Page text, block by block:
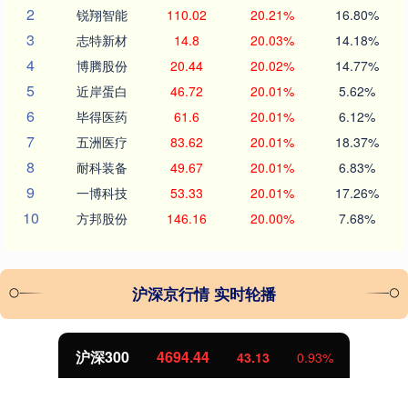
2 锐翔智能 110.02 20.21% 16.80%
3 志特新材 14.8 20.03% 14.18%
4 博腾股份 20.44 20.02% 14.77%
5 近岸蛋白 46.72 20.01% 5.62%
6 毕得医药 61.6 20.01% 6.12%
7 五洲医疗 83.62 20.01% 18.37%
8 耐科装备 49.67 20.01% 6.83%
9 一博科技 53.33 20.01% 17.26%
10 方邦股份 146.16 20.00% 7.68%
沪深京行情 实时轮播
沪深300 4694.44 43.13 0.93%